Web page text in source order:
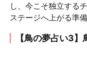
し、今こそ独立する
ステージへ上がる準
【鳥の夢占い3】